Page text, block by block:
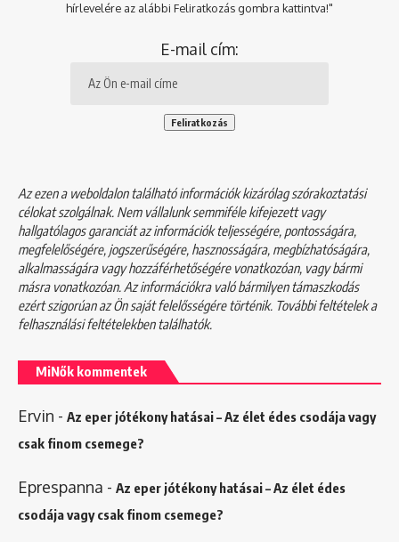
hírlevelére az alábbi Feliratkozás gombra kattintva!"
E-mail cím:
Az ezen a weboldalon található információk kizárólag szórakoztatási
célokat szolgálnak. Nem vállalunk semmiféle kifejezett vagy
hallgatólagos garanciát az információk teljességére, pontosságára,
megfelelőségére, jogszerűségére, hasznosságára, megbízhatóságára,
alkalmasságára vagy hozzáférhetőségére vonatkozóan, vagy bármi
másra vonatkozóan. Az információkra való bármilyen támaszkodás
ezért szigorúan az Ön saját felelősségére történik. További feltételek a
felhasználási feltételekbentalálhatók.
MiNők kommentek
Ervin - Az eper jótékony hatásai – Az élet édes csodája vagy
csak finom csemege?
Eprespanna - Az eper jótékony hatásai – Az élet édes
csodája vagy csak finom csemege?